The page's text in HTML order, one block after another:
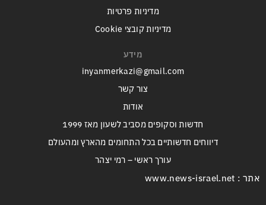
מדיניות פרטיות
מדיניות קובצי Cookie
מידע
inyanmerkazi@gmail.com
צור קשר
אודות
חדשות וסקופים מסביב לשעון מאז 1999
דיווחים חדשותיים בכל התחומים מהארץ ומהעולם
עורך ראשי – רמי יצהר
אתר : www.news-israel.net